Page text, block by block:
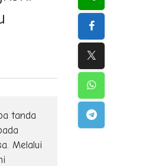
tanda
Melalui